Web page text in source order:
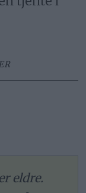
eldre.